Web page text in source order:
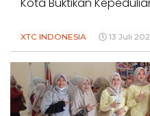
Kota Buktikan
XTC INDONESIA 13 Juli